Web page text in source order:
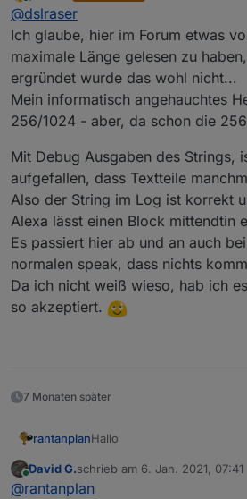
@ rantanplanfehlen
schauen, ob das ein Timing
den Text ansagen lassen will)
Beim gleichen Text mit@
endet die Ansage
in der Ansage...
Ich werde weiter testen und
liegt....
PS: es könnte auch sein, das
Semikolons bei Alexa nicht
z.B. max 5 ?) oder ist so
?
@
padrino , weißt Du da was ?
Online
@dslraser
Ich glaube, hier im Forum etwas
maximale Länge gelesen zu
ergründet wurde das wohl nicht...
Mein informatisch angehauchtes
256/1024 - aber, da schon die
Mit Debug Ausgaben des Strings,
aufgefallen, dass Textteile
Also der String im Log ist korrekt
Alexa lässt einen Block mittendtin
Es passiert hier ab und an auch
normalen speak, dass nichts
Da ich nicht weiß wieso, hab ich
so akzeptiert.
7 Monaten später
rantanplanHallo
Manchmal ist es notwendig
einem Text zu entfernen um
Online
David G.schrieb am 6. Jan. 2021, 07:41
zuletzt editiert von
@rantanplan